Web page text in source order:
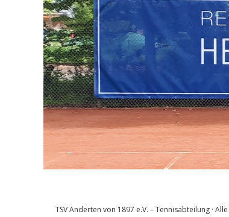
TSV Anderten von 1897 e.V. – Tennisabteilung ·